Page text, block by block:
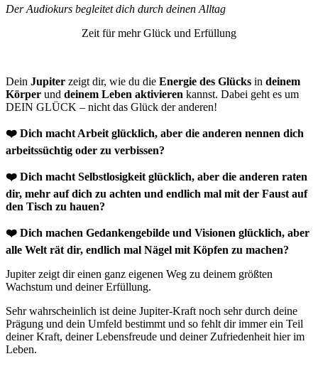
Der Audiokurs begleitet dich durch deinen Alltag
Zeit für mehr Glück und Erfüllung
Dein Jupiter zeigt dir, wie du die Energie des Glücks in deinem
Körper und deinem Leben aktivieren kannst. Dabei geht es um
DEIN GLÜCK – nicht das Glück der anderen!
❤️ Dich macht Arbeit glücklich, aber die anderen nennen dich
arbeitssüchtig oder zu verbissen?
❤️ Dich macht Selbstlosigkeit glücklich, aber die anderen raten
dir, mehr auf dich zu achten und endlich mal mit der Faust auf
den Tisch zu hauen?
❤️ Dich machen Gedankengebilde und Visionen glücklich, aber
alle Welt rät dir, endlich mal Nägel mit Köpfen zu machen?
Jupiter zeigt dir einen ganz eigenen Weg zu deinem größten
Wachstum und deiner Erfüllung.
Sehr wahrscheinlich ist deine Jupiter-Kraft noch sehr durch deine
Prägung und dein Umfeld bestimmt und so fehlt dir immer ein Teil
deiner Kraft, deiner Lebensfreude und deiner Zufriedenheit hier im
Leben.